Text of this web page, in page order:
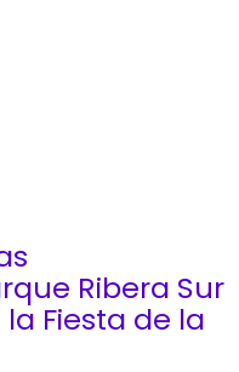
Ribera Sur
Fiesta de la